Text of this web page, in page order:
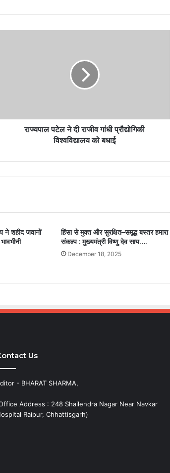
राज्यपाल पटेल ने दी राजीव गांधी प्रौद्योगिकी
विश्वविद्यालय को बधाई
ने शहीद जवानों
हिंसा से मुक्त और सुरक्षित–समृद्ध बस्तर हमारा
संकल्प : मुख्यमंत्री विष्णु देव साय….
December 18, 2025
Us
- BHARAT SHARMA,
Address : 248 Shailendra Nagar Near Navkar
Raipur, Chhattisgarh)